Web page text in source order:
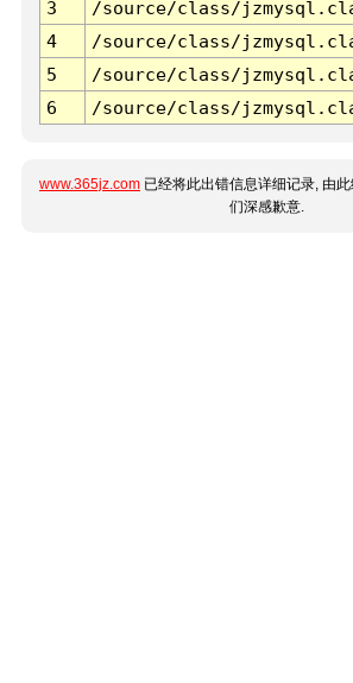
3 /source/class/
4
/source/class/
5
/source/class/
6
/source/class/
www.365jz.com 已经将此出错信息详细记录, 由
们深感歉意.